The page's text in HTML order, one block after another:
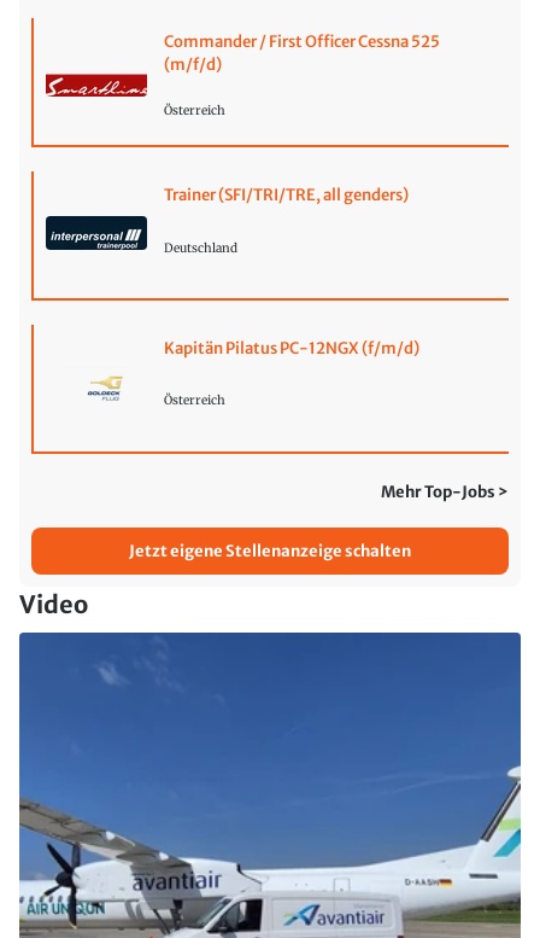
Commander / First Officer Cessna 525
(m/f/d)
Österreich
Trainer (SFI/TRI/TRE, all genders)
Deutschland
Kapitän Pilatus PC-12NGX (f/m/d)
Österreich
Mehr Top-Jobs >
Jetzt eigene Stellenanzeige schalten
Video